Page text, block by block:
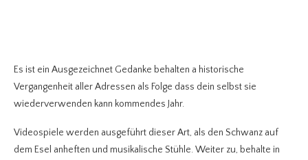
Es ist ein Ausgezeichnet Gedanke behalten a historische
Vergangenheit aller Adressen als Folge dass dein selbst sie
wiederverwenden kann kommendes Jahr.
Videospiele werden ausgeführt dieser Art, als den Schwanz auf
dem Esel anheften und musikalische Stühle. Weiter zu, behalte in